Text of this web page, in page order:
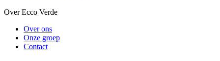
Over Ecco Verde
Over ons
Onze groep
Contact